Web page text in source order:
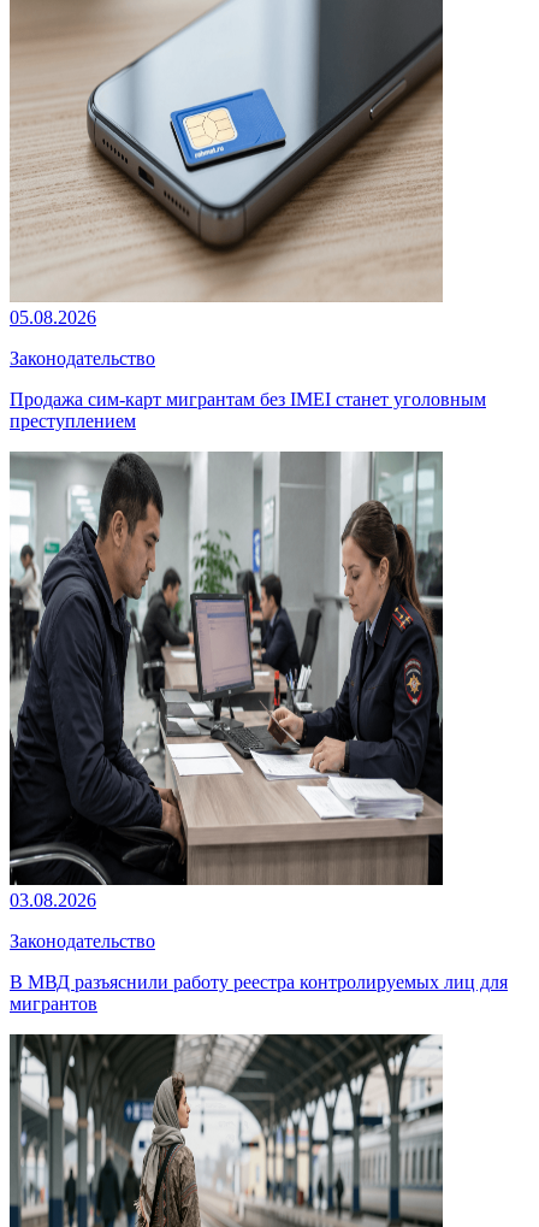
05.08.2026
Законодательство
Продажа сим-карт мигрантам без IMEI станет уголовным
преступлением
03.08.2026
Законодательство
В МВД разъяснили работу реестра контролируемых лиц для
мигрантов